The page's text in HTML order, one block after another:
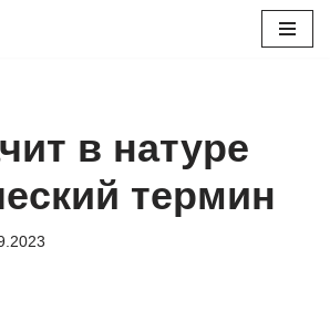
в натуре
термин